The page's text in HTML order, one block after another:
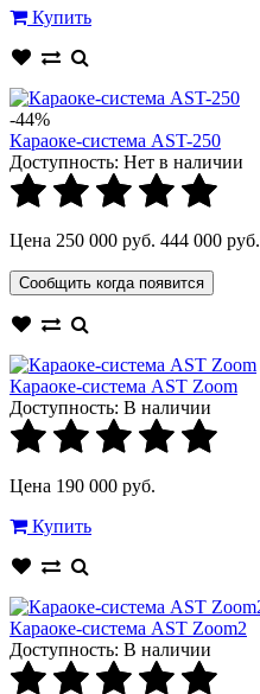
Купить
-44%
Караоке-система AST-250
Доступность: Нет в наличии
Цена 250 000 руб. 444 000 руб.
Сообщить когда появится
Караоке-система AST Zoom
Доступность: В наличии
Цена 190 000 руб.
Купить
Караоке-система AST Zoom2
Доступность: В наличии